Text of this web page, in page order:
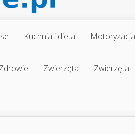
Kuchnia i dieta Motoryzacja
Zdrowie Zwierzęta Zwierzęta